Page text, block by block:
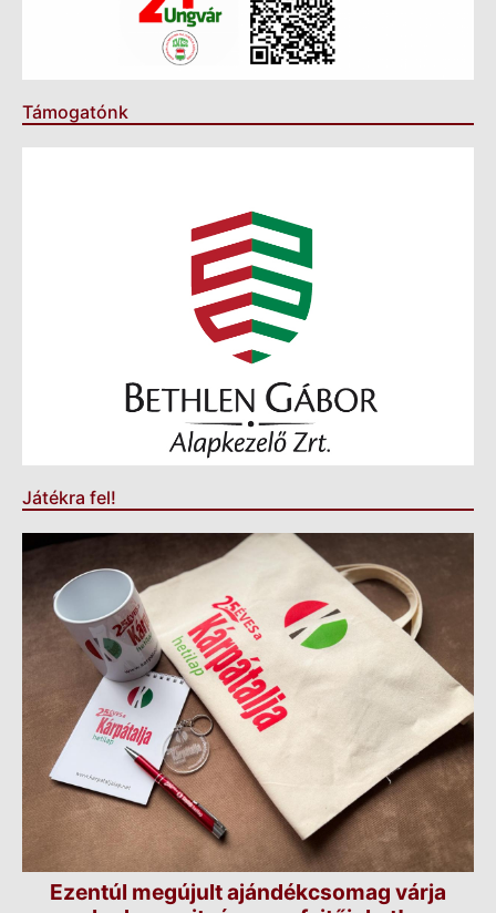
Támogatónk
Játékra fel!
Ezentúl megújult ajándékcsomag várja